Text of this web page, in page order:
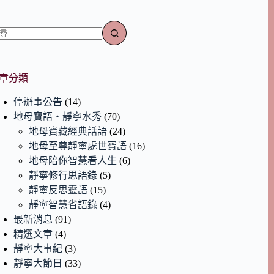
分類
停辦事公告 (14)
地母寶語‧靜寧水秀 (70)
地母寶藏經典話語 (24)
地母至尊靜寧處世寶語 (16)
地母陪你智慧看人生 (6)
靜寧修行思語錄 (5)
靜寧反思靈語 (15)
靜寧智慧省語錄 (4)
最新消息 (91)
精選文章 (4)
靜寧大事紀 (3)
靜寧大節日 (33)